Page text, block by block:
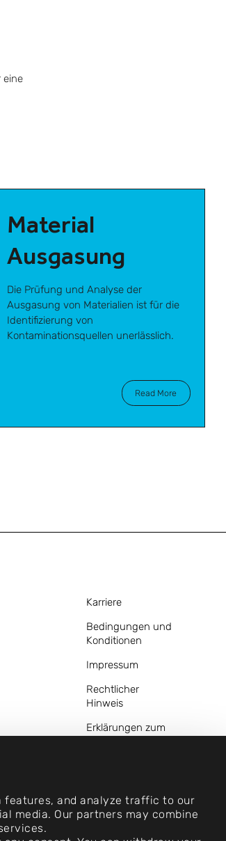
features, and analyze traffic to our
media. Our partners may combine
eine
Material
Ausgasung
Die Prüfung und Analyse der
Ausgasung von Materialien ist für die
Identifizierung von
Kontaminationsquellen unerlässlich.
Read More
Karriere
Bedingungen und
Konditionen
Impressum
Rechtlicher
Hinweis
Erklärungen zum
Einstellungen